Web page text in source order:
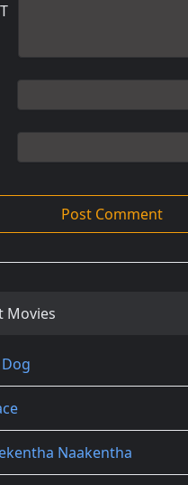
Movies
Naakentha